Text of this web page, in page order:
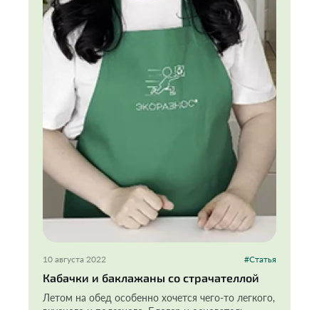
10 августа 2022 #Статья
Кабачки и баклажаны со страчателлой
Летом на обед особенно хочется чего-то легкого,